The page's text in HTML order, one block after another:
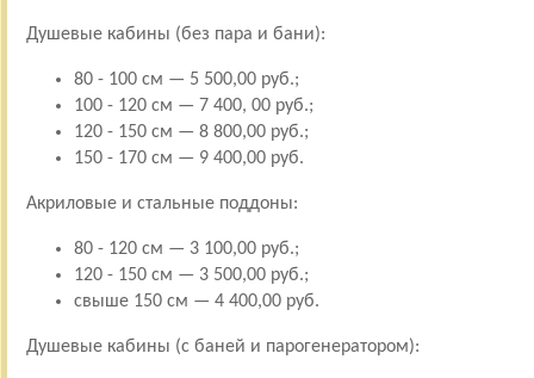
Душевые кабины (без пара и бани):
80 - 100 см — 5 500,00 руб.;
100 - 120 см — 7 400, 00 руб.;
120 - 150 см — 8 800,00 руб.;
150 - 170 см — 9 400,00 руб.
Акриловые и стальные поддоны:
80 - 120 см — 3 100,00 руб.;
120 - 150 см — 3 500,00 руб.;
свыше 150 см — 4 400,00 руб.
Душевые кабины (с баней и парогенератором):